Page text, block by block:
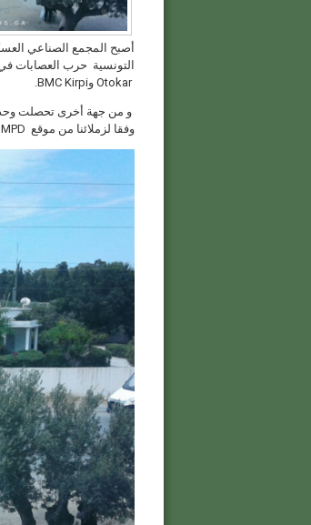
أصبح المجمع الصناعي
Otokar وBMC Kirpi.
وفقا لزملائنا من موقع BMPD وTunisiadefnews.